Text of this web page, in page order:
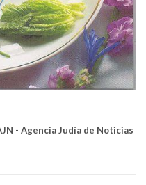
- Agencia Judía de Noticias